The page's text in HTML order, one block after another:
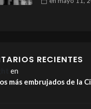
RECIENTES
en
más embrujados de la